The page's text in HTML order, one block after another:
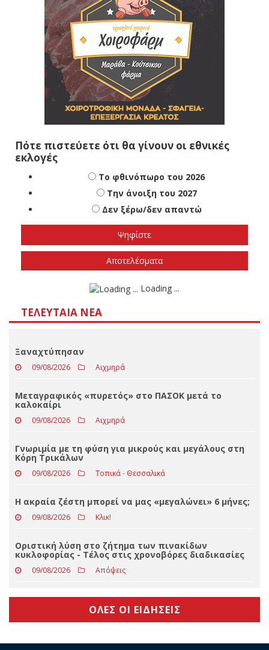
Πότε πιστεύετε ότι θα γίνουν οι εθνικές
εκλογές
Το φθινόπωρο του 2026
Την άνοιξη του 2027
Δεν ξέρω/δεν απαντώ
ΤΕΛΕΥΤΑΊΑ ΝΈΑ
Ξαναχτύπησαν
09/08/2026 Αιχμηρά
Μεταγραφικός «πυρετός» στο ΠΑΣΟΚ μετά το
καλοκαίρι
09/08/2026 Αιχμηρά
Γνωριμία με τη φύση για μικρούς και μεγάλους στη
Κόρη Τρικάλων
Η ακραία ζέστη μπορεί να μας «μεγαλώνει» 6 μήνες;
09/08/2026 Κλικ!
Οριστική λύση στο ζήτημα των πινακίδων
κυκλοφορίας - Τέλος στις χρονοβόρες διαδικασίες
09/08/2026 Απόψεις